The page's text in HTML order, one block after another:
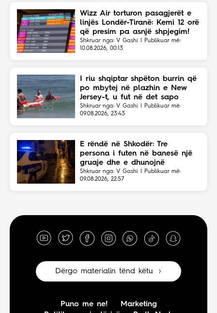
Wizz Air torturon pasagjerët e
linjës Londër-Tiranë: Kemi 12 orë
që presim pa asnjë shpjegim!
Shkruar nga: V Gashi | Publikuar më:
10.08.2026, 00:13
I riu shqiptar shpëton burrin që
po mbytej në plazhin e New
Jersey-t, u fut në det sapo
dëgjoi thirrjet për ndihmë
Shkruar nga: V Gashi | Publikuar më:
09.08.2026, 23:43
E rëndë në Shkodër: Tre
persona i futen në banesë një
gruaje dhe e dhunojnë
Shkruar nga: V Gashi | Publikuar më:
09.08.2026, 22:57
Dërgo materialin tënd këtu
Puno me ne!
Marketing